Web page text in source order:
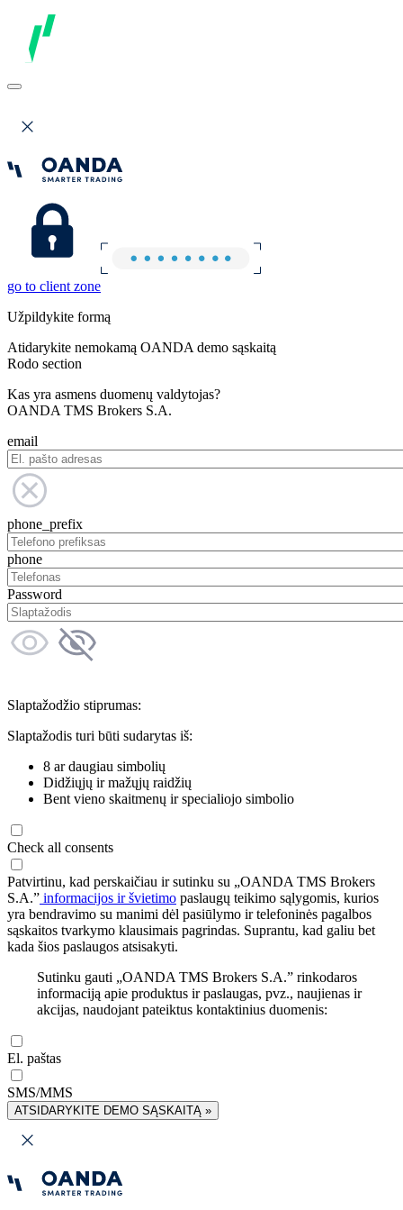
go to client zone
Užpildykite formą
Atidarykite nemokamą OANDA demo sąskaitą
Rodo section
Kas yra asmens duomenų valdytojas?
OANDA TMS Brokers S.A.
email
phone_prefix
phone
Password
Slaptažodžio stiprumas:
Slaptažodis turi būti sudarytas iš:
8 ar daugiau simbolių
Didžiųjų ir mažųjų raidžių
Bent vieno skaitmenų ir specialiojo simbolio
Check all consents
Patvirtinu, kad perskaičiau ir sutinku su „OANDA TMS Brokers
S.A.” informacijos ir švietimo paslaugų teikimo sąlygomis, kurios
yra bendravimo su manimi dėl pasiūlymo ir telefoninės pagalbos
sąskaitos tvarkymo klausimais pagrindas. Suprantu, kad galiu bet
kada šios paslaugos atsisakyti.
Sutinku gauti „OANDA TMS Brokers S.A.” rinkodaros
informaciją apie produktus ir paslaugas, pvz., naujienas ir
akcijas, naudojant pateiktus kontaktinius duomenis:
El. paštas
SMS/MMS
ATSIDARYKITE DEMO SĄSKAITĄ »